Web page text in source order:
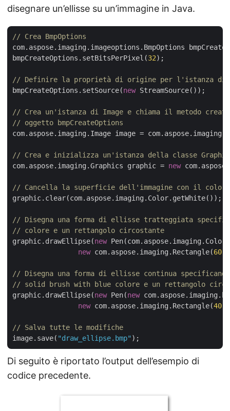
disegnare un’ellisse su un’immagine in Java.
// Crea BmpOptions
com.aspose.imaging.imageoptions.BmpOptions
bmpCreateOptions.setBitsPerPixel(32);
// Definire la proprietà di origine per l'istanza di
bmpCreateOptions.setSource(new StreamSource());
// Crea un'istanza di Image e chiama il metodo
// oggetto bmpCreateOptions
com.aspose.imaging.Image image =
// Crea e inizializza un'istanza della classe
com.aspose.imaging.Graphics graphic = new
// Cancella la superficie dell'immagine con il colore
graphic.clear(com.aspose.imaging.Color.getWhite());
// Disegna una forma di ellisse tratteggiata
// colore e un rettangolo circostante
graphic.drawEllipse(new
new com.aspose.imaging.Rectangle(60
// Disegna una forma di ellisse continua
// solid brush with blue colore e un rettangolo
graphic.drawEllipse(new Pen(new
new com.aspose.imaging.Rectangle(40
// Salva tutte le modifiche
image.save( "draw_ellipse.bmp"
Di seguito è riportato l’output dell’esempio di
codice precedente.